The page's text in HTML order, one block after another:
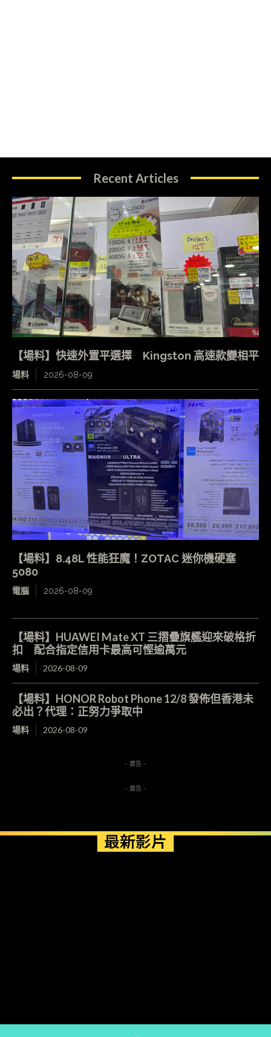
Recent Articles
【場料】快速外置平選擇 Kingston 高速款變相平
場料 2026-08-09
【場料】8.48L 性能狂魔！ZOTAC 迷你機硬塞
5080
電腦 2026-08-09
【場料】HUAWEI Mate XT 三摺疊旗艦迎來破格折
扣 配合指定信用卡最高可慳逾萬元
場料 2026-08-09
【場料】HONOR Robot Phone 12/8 發佈但香港未
必出？代理：正努力爭取中
場料 2026-08-09
- 廣告 -
- 廣告 -
最新影片